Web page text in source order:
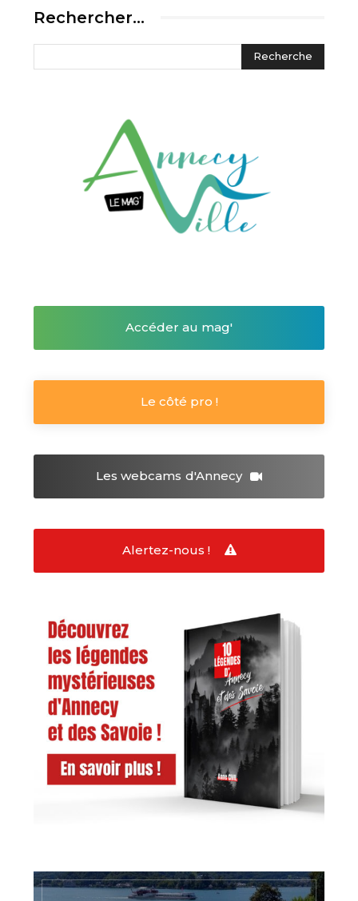
Rechercher…
Accéder au mag'
Le côté pro !
Les webcams d'Annecy
Alertez-nous !